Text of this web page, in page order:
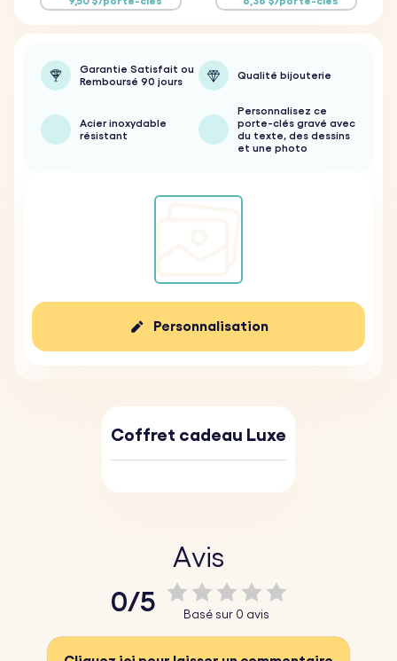
Garantie Satisfait ou
Remboursé 90 jours
Qualité bijouterie
Acier inoxydable
résistant
Personnalisez ce
porte-clés gravé avec
du texte, des dessins
et une photo
Personnalisation
Coffret cadeau Luxe
Avis
0/5 Basé sur 0 avis